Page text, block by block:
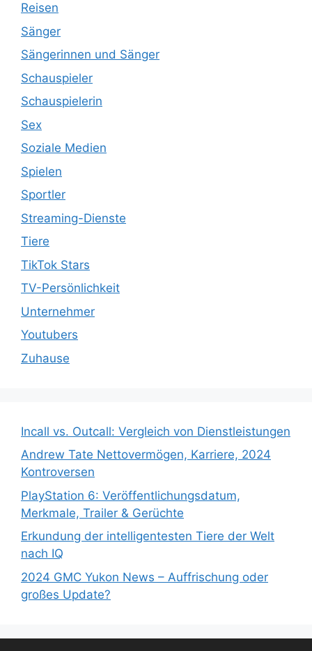
Reisen
Sänger
Sängerinnen und Sänger
Schauspieler
Schauspielerin
Sex
Soziale Medien
Spielen
Sportler
Streaming-Dienste
Tiere
TikTok Stars
TV-Persönlichkeit
Unternehmer
Youtubers
Zuhause
Incall vs. Outcall: Vergleich von Dienstleistungen
Andrew Tate Nettovermögen, Karriere, 2024
Kontroversen
PlayStation 6: Veröffentlichungsdatum,
Merkmale, Trailer & Gerüchte
Erkundung der intelligentesten Tiere der Welt
nach IQ
2024 GMC Yukon News – Auffrischung oder
großes Update?